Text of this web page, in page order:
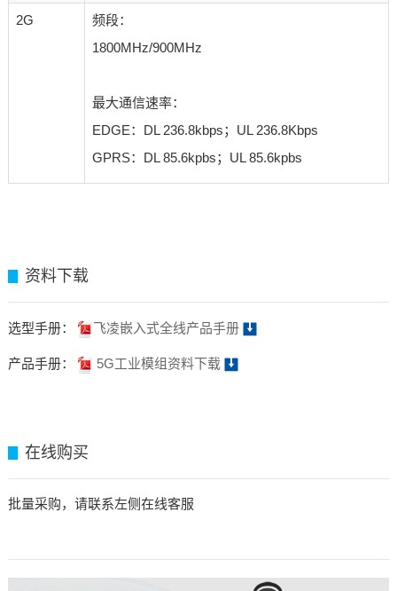
2G
频段：
1800MHz/900MHz
最大通信速率：
EDGE：DL 236.8kbps； UL 236.8Kbps
GPRS：DL 85.6kpbs； UL 85.6kpbs
资料下载
选型手册： 飞凌嵌入式全线产品手册
产品手册： 5G工业模组资料下载
在线购买
批量采购，请联系左侧在线客服